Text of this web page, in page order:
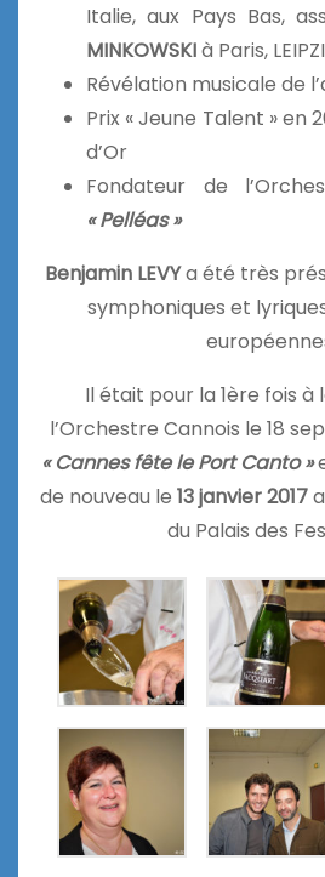
Italie, aux Pays Bas,
MINKOWSKIà Paris,
Révélation musicale de
Prix « Jeune Talent » en
d’Or
Fondateur de
« Pelléas »
Benjamin LEVYa été très
symphoniques et
Il était pour la 1ère fois
l’Orchestre Cannois le 18
« Cannes fête le Port Canto »
de nouveau le 13 janvier 2017
du Palais des